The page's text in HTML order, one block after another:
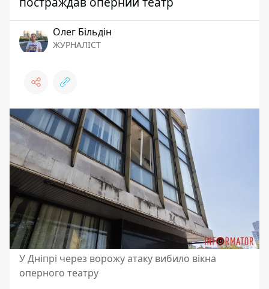
Олег Більдін
ЖУРНАЛІСТ
У Дніпрі через ворожу атаку вибило вікна
оперного театру